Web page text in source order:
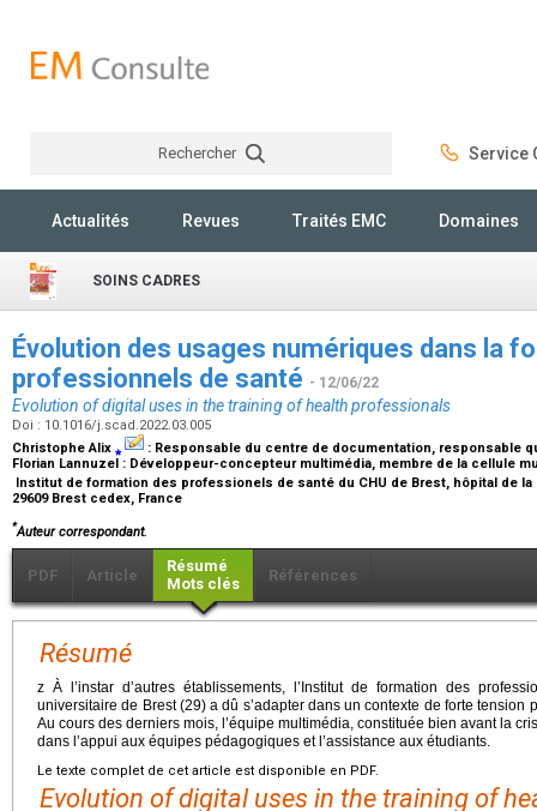
Rechercher Service
Actualités Revues Traités EMC Domaines
SOINS CADRES
Évolution des usages numériques dans la
professionnels de santé - 12/06/22
Evolution of digital uses in the training of health professionals
Doi : 10.1016/j.scad.2022.03.005
Christophe Alix ⁎ : Responsable du centre de documentation, responsable
Florian Lannuzel : Développeur-concepteur multimédia, membre de la cellule
Institut de formation des professionels de santé du CHU de Brest, hôpital de
29609 Brest cedex, France
*Auteur correspondant.
PDF Article
Résumé
Mots clés
Références
Résumé
z À l’instar d’autres établissements, l’Institut de formation des
universitaire de Brest (29) a dû s’adapter dans un contexte de forte
Au cours des derniers mois, l’équipe multimédia, constituée bien avant la
dans l’appui aux équipes pédagogiques et l’assistance aux étudiants.
Le texte complet de cet article est disponible en PDF.
Evolution of digital uses in the training of